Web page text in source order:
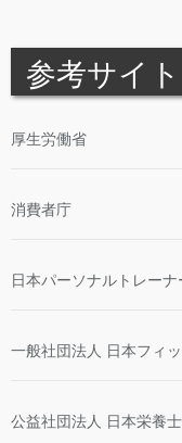
参考サイト
厚生労働省
消費者庁
日本パーソナルトレーナ
一般社団法人 日本フィ
公益社団法人 日本栄養